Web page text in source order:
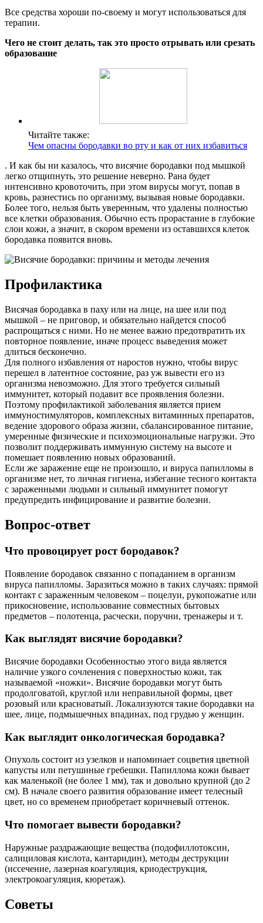
Все средства хороши по-своему и могут использоваться для
терапии.
Чего не стоит делать, так это просто отрывать или срезать
образование
Читайте также:
Чем опасны бородавки во рту и как от них избавиться
. И как бы ни казалось, что висячие бородавки под мышкой
легко отщипнуть, это решение неверно. Рана будет
интенсивно кровоточить, при этом вирусы могут, попав в
кровь, разнестись по организму, вызывая новые бородавки.
Более того, нельзя быть уверенным, что удалены полностью
все клетки образования. Обычно есть прорастание в глубокие
слои кожи, а значит, в скором времени из оставшихся клеток
бородавка появится вновь.
Профилактика
Висячая бородавка в паху или на лице, на шее или под
мышкой – не приговор, и обязательно найдется способ
распрощаться с ними. Но не менее важно предотвратить их
повторное появление, иначе процесс выведения может
длиться бесконечно.
Для полного избавления от наростов нужно, чтобы вирус
перешел в латентное состояние, раз уж вывести его из
организма невозможно. Для этого требуется сильный
иммунитет, который подавит все проявления болезни.
Поэтому профилактикой заболевания является прием
иммуностимуляторов, комплексных витаминных препаратов,
ведение здорового образа жизни, сбалансированное питание,
умеренные физические и психоэмоциональные нагрузки. Это
позволит поддерживать иммунную систему на высоте и
помешает появлению новых образований.
Если же заражение еще не произошло, и вируса папилломы в
организме нет, то личная гигиена, избегание тесного контакта
с зараженными людьми и сильный иммунитет помогут
предупредить инфицирование и развитие болезни.
Вопрос-ответ
Что провоцирует рост бородавок?
Появление бородавок связанно с попаданием в организм
вируса папилломы. Заразиться можно в таких случаях: прямой
контакт с зараженным человеком – поцелуи, рукопожатие или
прикосновение, использование совместных бытовых
предметов – полотенца, расчески, поручни, тренажеры и т.
Как выглядят висячие бородавки?
Висячие бородавки Особенностью этого вида является
наличие узкого сочленения с поверхностью кожи, так
называемой «ножки». Висячие бородавки могут быть
продолговатой, круглой или неправильной формы, цвет
розовый или красноватый. Локализуются такие бородавки на
шее, лице, подмышечных впадинах, под грудью у женщин.
Как выглядит онкологическая бородавка?
Опухоль состоит из узелков и напоминает соцветия цветной
капусты или петушиные гребешки. Папиллома кожи бывает
как маленькой (не более 1 мм), так и довольно крупной (до 2
см). В начале своего развития образование имеет телесный
цвет, но со временем приобретает коричневый оттенок.
Что помогает вывести бородавки?
Наружные раздражающие вещества (подофиллотоксин,
салициловая кислота, кантаридин), методы деструкции
(иссечение, лазерная коагуляция, криодеструкция,
электрокоагуляция, кюретаж).
Советы